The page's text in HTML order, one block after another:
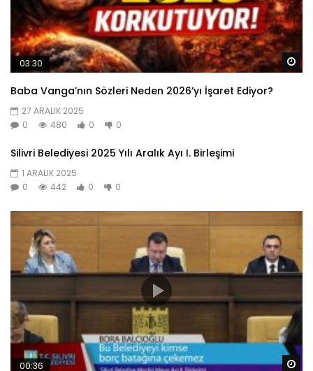
03:30
Baba Vanga’nın Sözleri Neden 2026’yı İşaret Ediyor?
27 ARALIK 2025
0
480 0 0
Silivri Belediyesi 2025 Yılı Aralık Ayı I. Birleşimi
1 ARALIK 2025
0
442 0 0
00:36